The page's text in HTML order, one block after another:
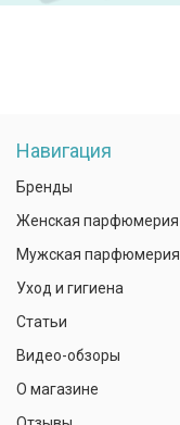
Навигация
Бренды
Женская парфюмерия
Мужская парфюмерия
Уход и гигиена
Статьи
Видео-обзоры
О магазине